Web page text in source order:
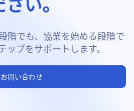
階でも、協業を始める段階で
ップをサポートします。
お問い合わせ